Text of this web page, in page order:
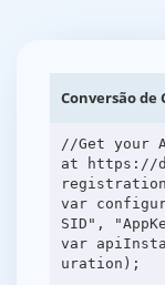
Conversão de
//Get your
at https://
var
SID",
var
uration);